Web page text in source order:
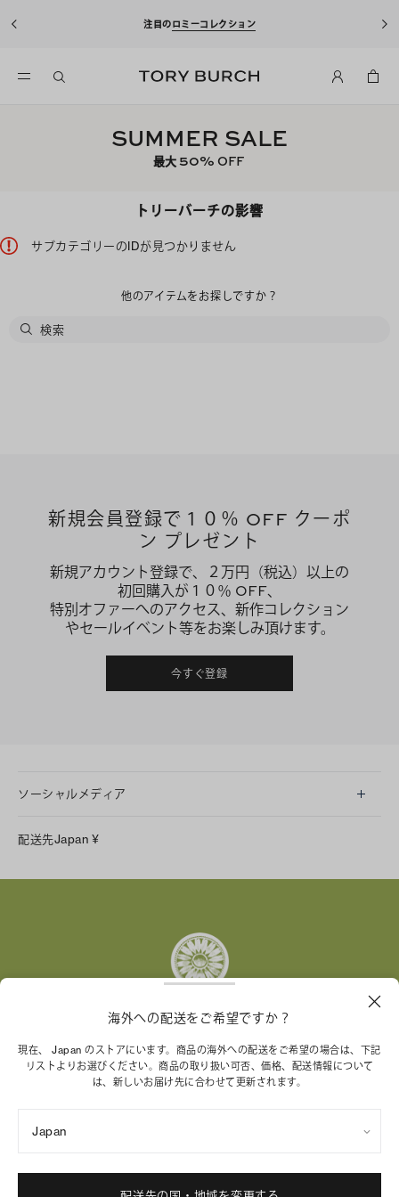
注目のロミーコレクション
SUMMER SALE
最大50% OFF
トリーバーチの影響
サブカテゴリーのIDが見つかりません
他のアイテムをお探しですか？
新規会員登録で１０％ OFF クーポ
ン プレゼント
新規アカウント登録で、２万円（税込）以上の
初回購入が１０％ OFF、
特別オファーへのアクセス、新作コレクション
やセールイベント等をお楽しみ頂けます。
今すぐ登録
ソーシャルメディア
Facebook
配送先Japan ¥
トリー バーチ財団は、女性起業家が持続可能な企業を築
くことを支援しています。
サイトマップ
Cookie 設定
海外への配送をご希望ですか？
現在、 Japan のストアにいます。商品の海外への配送をご希望の場合は、下記
リストよりお選びください。商品の取り扱い可否、価格、配送情報について
は、新しいお届け先に合わせて更新されます。
Japan